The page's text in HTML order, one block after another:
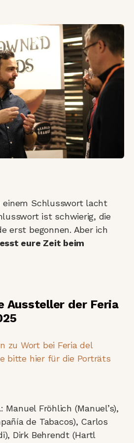
einem Schlusswort lacht
ist schwierig, die
erst begonnen. Aber ich
eure Zeit beim
Aussteller der Feria
zu Wort bei Feria del
bitte hier für die Porträts
Manuel Fröhlich (Manuel’s),
de Tabacos), Carlos
Dirk Behrendt (Hartl